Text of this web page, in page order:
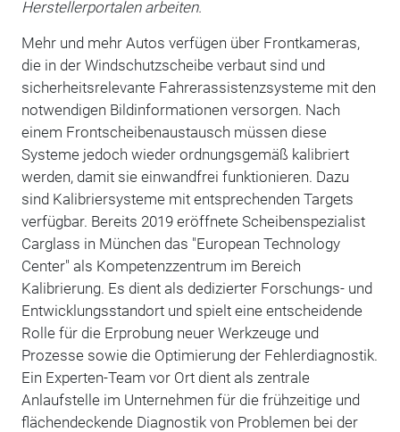
Herstellerportalen arbeiten.
Mehr und mehr Autos verfügen über Frontkameras,
die in der Windschutzscheibe verbaut sind und
sicherheitsrelevante Fahrerassistenzsysteme mit den
notwendigen Bildinformationen versorgen. Nach
einem Frontscheibenaustausch müssen diese
Systeme jedoch wieder ordnungsgemäß kalibriert
werden, damit sie einwandfrei funktionieren. Dazu
sind Kalibriersysteme mit entsprechenden Targets
verfügbar. Bereits 2019 eröffnete Scheibenspezialist
Carglass in München das "European Technology
Center" als Kompetenzzentrum im Bereich
Kalibrierung. Es dient als dedizierter Forschungs- und
Entwicklungsstandort und spielt eine entscheidende
Rolle für die Erprobung neuer Werkzeuge und
Prozesse sowie die Optimierung der Fehlerdiagnostik.
Ein Experten-Team vor Ort dient als zentrale
Anlaufstelle im Unternehmen für die frühzeitige und
flächendeckende Diagnostik von Problemen bei der